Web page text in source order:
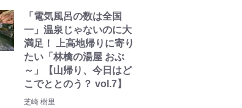
「電気風呂の数は全国
一」温泉じゃないのに大
満足！ 上高地帰りに寄り
たい「林檎の湯屋 おぶ
～」【山帰り、今日はど
こでととのう？ vol.7】
芝崎 樹里